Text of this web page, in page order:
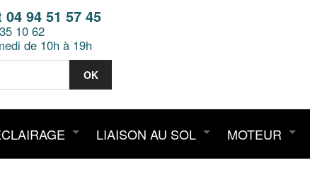
94 51 57 45
10 62
de 10h à 19h
LIAISON AU SOL MOTEUR